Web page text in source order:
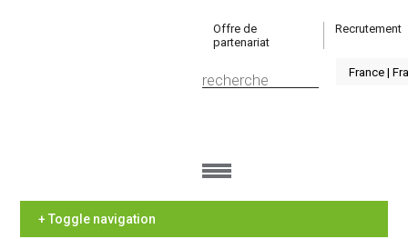
Offre de
partenariat
Recrutement
+ Toggle navigation